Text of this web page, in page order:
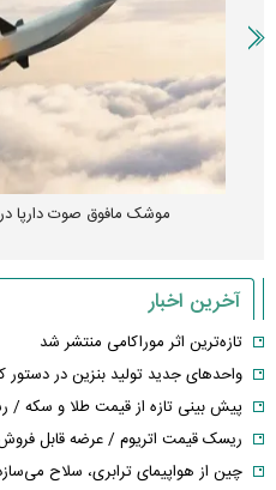
موشک مافوق صوت دارپا در
آخرین اخبار
تازه‌ترین اثر موراکامی منتشر شد
واحدهای جدید تولید بنزین در دستور
پیش بینی تازه از قیمت طلا و سکه / رشد سکه
ریسک قیمت اتریوم / عرضه قابل
چین از هواپیمای ترابری، سلاح